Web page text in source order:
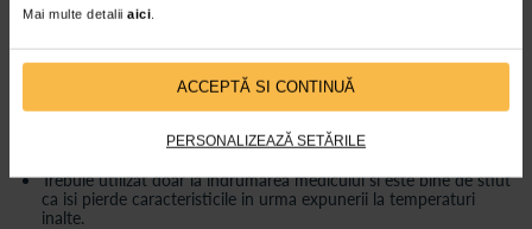
Mai multe detalii aici.
ACCEPTĂ SI CONTINUĂ
PERSONALIZEAZĂ SETĂRILE
in situatia celor care fac efort, care sufera de osteoartrite si de
tulburari structurale ale gatului.
Caracteristici guler cervical Nelson
Acest produs este fabricat din spuma polietilenica si dispune de
un sistem de inchidere cu banda velcro (scai).
Trebuie utilizat doar la indrumarea medicului si este bine de stiut
ca isi pierde caracteristicile in urma expunerii la temperaturi
inalte.